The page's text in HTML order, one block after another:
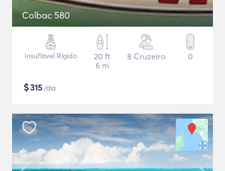
Colbac 580
Insuflável Rígido
20 ft
6 m
8 Cruzeiro 0
$315 /dia